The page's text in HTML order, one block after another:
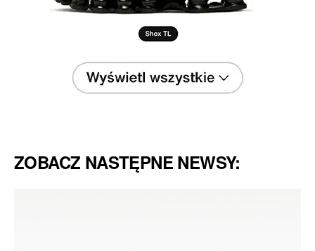
ZOBACZ NASTĘPNE NEWSY: